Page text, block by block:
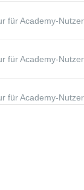
für Academy-Nutzer
für Academy-Nutzer
für Academy-Nutzer